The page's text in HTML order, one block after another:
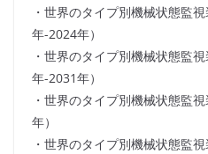
・世界のタイプ別機械状態監
年-2024年）
・世界のタイプ別機械状態監
年-2031年）
・世界のタイプ別機械状態監
年）
・世界のタイプ別機械状態監